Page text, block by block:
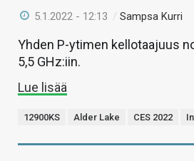
5.1.2022 - 12:13 /Sampsa Kurri
Yhden P-ytimen kellotaajuus
5,5 GHz:iin.
Lue lisää
12900KS Alder Lake CES 2022